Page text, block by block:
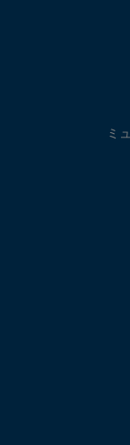
ミ